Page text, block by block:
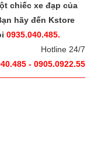
chiếc xe đạp của
hãy đến Kstore
0935.040.485.
Hotline 24/7
- 0905.0922.55